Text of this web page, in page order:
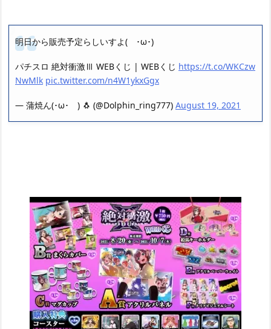
明日から販売予定らしいすよ( ･ω･)
パチスロ 絶対衝激Ⅲ WEBくじ | WEBくじ https://t.co/WKCzw
NwMlk pic.twitter.com/n4W1ykxGgx
— 蒲焼ん(･ω･ ) 🐧 (@Dolphin_ring777) August 19, 2021